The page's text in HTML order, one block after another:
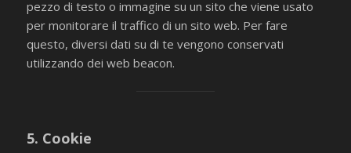
pezzo di testo o immagine su un sito che viene usato
per monitorare il traffico di un sito web. Per fare
questo, diversi dati su di te vengono conservati
utilizzando dei web beacon.
5. Cookie